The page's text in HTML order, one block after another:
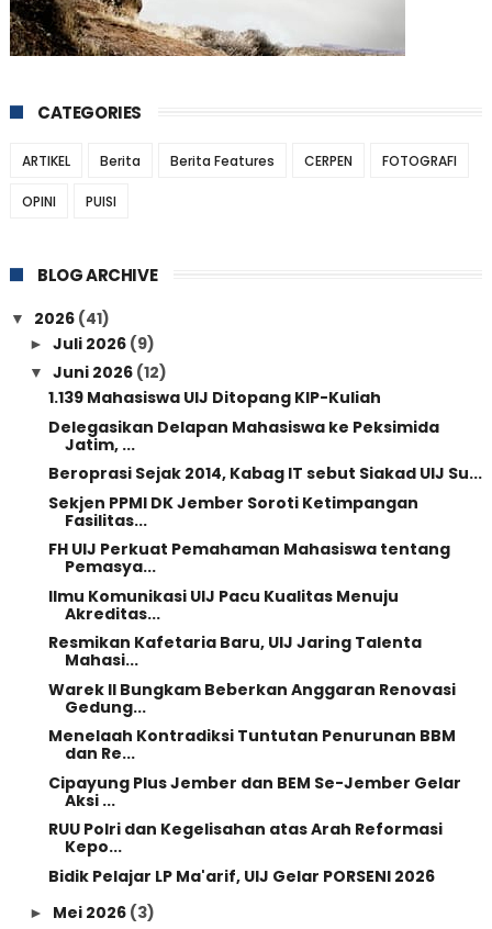
CATEGORIES
ARTIKEL Berita Berita Features CERPEN FOTOGRAFI
OPINI PUISI
BLOG ARCHIVE
▼ 2026 (41)
► Juli 2026 (9)
▼ Juni 2026 (12)
1.139 Mahasiswa UIJ Ditopang KIP-Kuliah
Delegasikan Delapan Mahasiswa ke Peksimida
Jatim, ...
Beroprasi Sejak 2014, Kabag IT sebut Siakad UIJ Su...
Sekjen PPMI DK Jember Soroti Ketimpangan
Fasilitas...
FH UIJ Perkuat Pemahaman Mahasiswa tentang
Pemasya...
Ilmu Komunikasi UIJ Pacu Kualitas Menuju
Akreditas...
Resmikan Kafetaria Baru, UIJ Jaring Talenta
Mahasi...
Warek II Bungkam Beberkan Anggaran Renovasi
Gedung...
Menelaah Kontradiksi Tuntutan Penurunan BBM
dan Re...
Cipayung Plus Jember dan BEM Se-Jember Gelar
Aksi ...
RUU Polri dan Kegelisahan atas Arah Reformasi
Kepo...
Bidik Pelajar LP Ma'arif, UIJ Gelar PORSENI 2026
► Mei 2026 (3)